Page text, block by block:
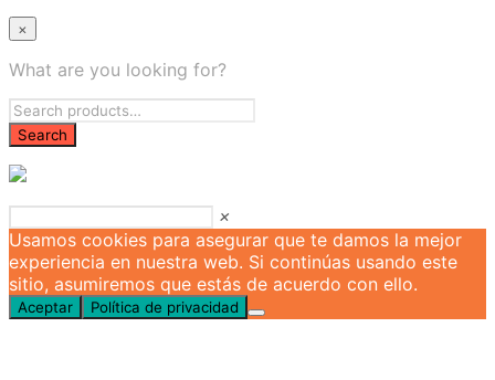
×
What are you looking for?
×
Usamos cookies para asegurar que te damos la mejor
experiencia en nuestra web. Si continúas usando este
sitio, asumiremos que estás de acuerdo con ello.
Aceptar Política de privacidad